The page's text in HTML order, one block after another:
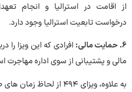
از اقامت در استرالیا و انجام
درخواست تابعیت استرالیا وجود دارد.
6. حمایت مالی:
افرادی که این ویزا را
مالی و پشتیبانی از سوی اداره مهاجرت
به علاوه، ویزای ۴۹۴ از